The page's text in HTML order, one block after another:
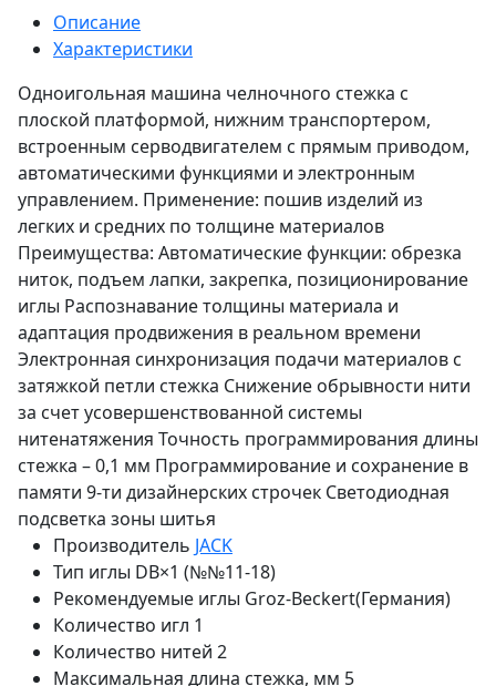
Описание
Характеристики
Одноигольная машина челночного стежка с
плоской платформой, нижним транспортером,
встроенным серводвигателем с прямым приводом,
автоматическими функциями и электронным
управлением. Применение: пошив изделий из
легких и средних по толщине материалов
Преимущества: Автоматические функции: обрезка
ниток, подъем лапки, закрепка, позиционирование
иглы Распознавание толщины материала и
адаптация продвижения в реальном времени
Электронная синхронизация подачи материалов с
затяжкой петли стежка Снижение обрывности нити
за счет усовершенствованной системы
нитенатяжения Точность программирования длины
стежка – 0,1 мм Программирование и сохранение в
памяти 9-ти дизайнерских строчек Светодиодная
подсветка зоны шитья
Производитель JACK
Тип иглы DB×1 (№№11-18)
Рекомендуемые иглы Groz-Beckert(Германия)
Количество игл 1
Количество нитей 2
Максимальная длина стежка, мм 5